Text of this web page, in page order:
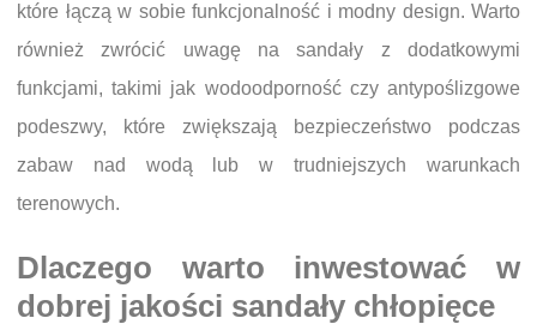
które łączą w sobie funkcjonalność i modny design. Warto
również zwrócić uwagę na sandały z dodatkowymi
funkcjami, takimi jak wodoodporność czy antypoślizgowe
podeszwy, które zwiększają bezpieczeństwo podczas
zabaw nad wodą lub w trudniejszych warunkach
terenowych.
Dlaczego warto inwestować w
dobrej jakości sandały chłopięce